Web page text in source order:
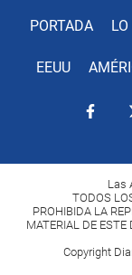
PORTADA
EEUU
Las
TODOS
PROHIBIDA LA
MATERIAL DE ESTE
Copyright